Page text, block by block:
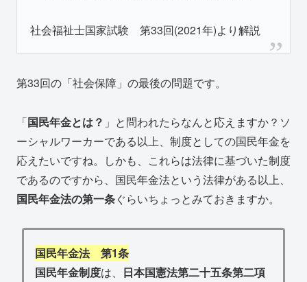
社会福祉士国家試験 第33回(2021年)より解説
第33回の「社会保障」の最後の問題です。
「国民年金とは？ 」と問われたらなんと応えますか？ソ
ーシャルワーカーである以上、制度としての国民年金を
応えたいですね。しかも、これらは法律に基づいた制度
であるのですから、国民年金法という法律がある以上、
国民年金法の第一条ぐらいちょっとみておきますか。
国民年金法 第1条
国民年金制度は、 日本国憲法第二十五条第二項